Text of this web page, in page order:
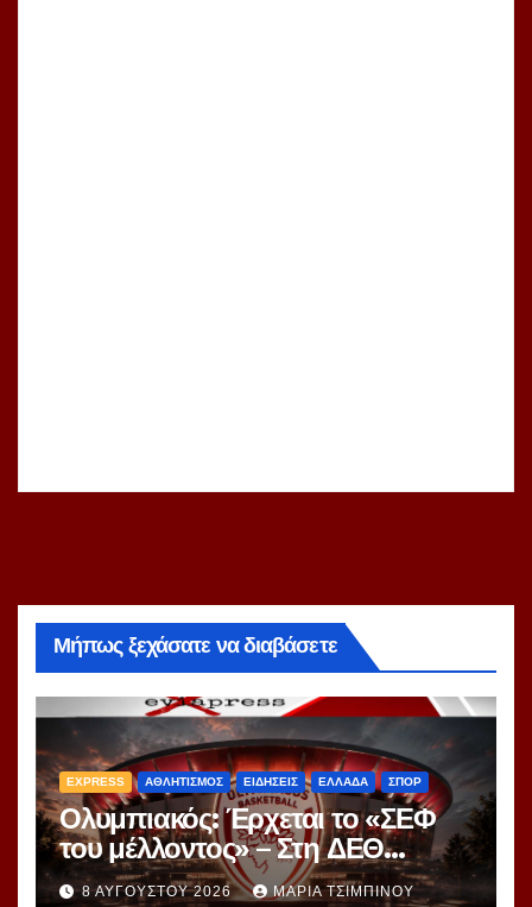
Μήπως ξεχάσατε να διαβάσετε
EXPRESS ΑΘΛΗΤΙΣΜΟΣ ΕΙΔΗΣΕΙΣ ΕΛΛΑΔΑ ΣΠΟΡ
Ολυμπιακός: Έρχεται το «ΣΕΦ
του μέλλοντος» – Στη ΔΕΘ
αποκαλύπτεται το μεγάλο
8 ΑΥΓΟΎΣΤΟΥ 2026 ΜΑΡΊΑ ΤΣΙΜΠΙΝΟΎ